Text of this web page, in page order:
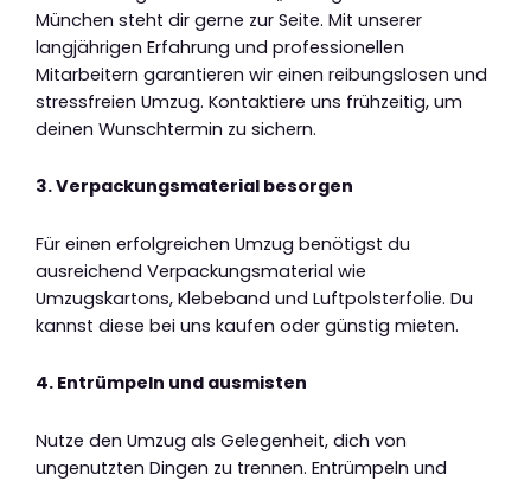
München steht dir gerne zur Seite. Mit unserer
langjährigen Erfahrung und professionellen
Mitarbeitern garantieren wir einen reibungslosen und
stressfreien Umzug. Kontaktiere uns frühzeitig, um
deinen Wunschtermin zu sichern.
3. Verpackungsmaterial besorgen
Für einen erfolgreichen Umzug benötigst du
ausreichend Verpackungsmaterial wie
Umzugskartons, Klebeband und Luftpolsterfolie. Du
kannst diese bei uns kaufen oder günstig mieten.
4. Entrümpeln und ausmisten
Nutze den Umzug als Gelegenheit, dich von
ungenutzten Dingen zu trennen. Entrümpeln und